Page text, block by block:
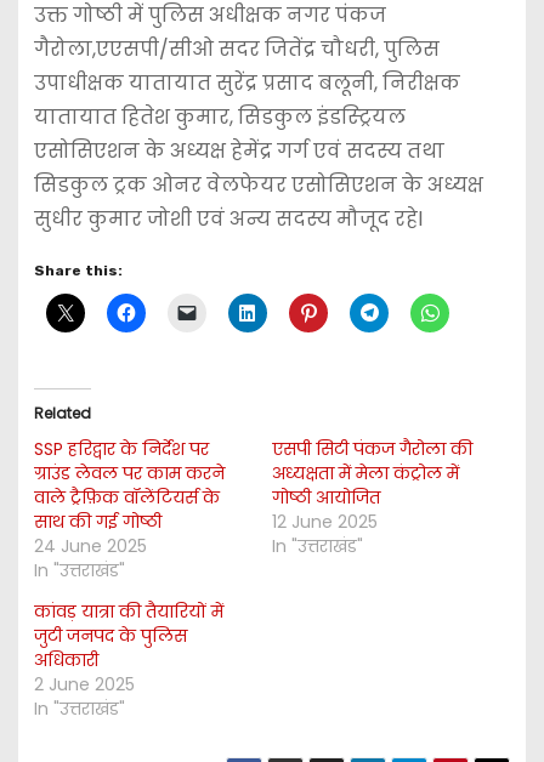
उक्त गोष्ठी में पुलिस अधीक्षक नगर पंकज
गैरोला,एएसपी/सीओ सदर जितेंद्र चौधरी, पुलिस
उपाधीक्षक यातायात सुरेंद्र प्रसाद बलूनी, निरीक्षक
यातायात हितेश कुमार, सिडकुल इंडस्ट्रियल
एसोसिएशन के अध्यक्ष हेमेंद्र गर्ग एवं सदस्य तथा
सिडकुल ट्रक ओनर वेलफेयर एसोसिएशन के अध्यक्ष
सुधीर कुमार जोशी एवं अन्य सदस्य मौजूद रहेl
Share this:
Related
SSP हरिद्वार के निर्देश पर
ग्राउंड लेवल पर काम करने
वाले ट्रैफ़िक वॉलेंटियर्स के
साथ की गई गोष्ठी
24 June 2025
In "उत्तराखंड"
एसपी सिटी पंकज गैरोला की
अध्यक्षता में मेला कंट्रोल में
गोष्ठी आयोजित
12 June 2025
In "उत्तराखंड"
कांवड़ यात्रा की तैयारियों में
जुटी जनपद के पुलिस
अधिकारी
2 June 2025
In "उत्तराखंड"